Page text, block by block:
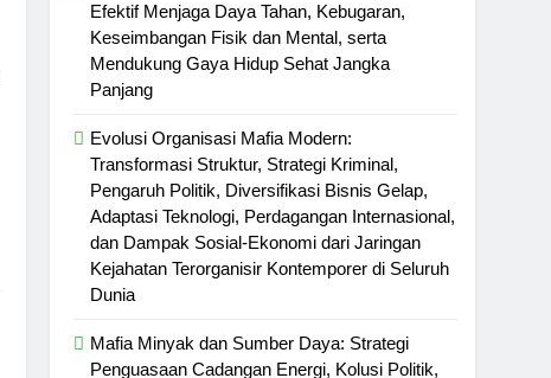
Efektif Menjaga Daya Tahan, Kebugaran,
Keseimbangan Fisik dan Mental, serta
Mendukung Gaya Hidup Sehat Jangka
Panjang
Evolusi Organisasi Mafia Modern:
Transformasi Struktur, Strategi Kriminal,
Pengaruh Politik, Diversifikasi Bisnis Gelap,
Adaptasi Teknologi, Perdagangan Internasional,
dan Dampak Sosial-Ekonomi dari Jaringan
Kejahatan Terorganisir Kontemporer di Seluruh
Dunia
Mafia Minyak dan Sumber Daya: Strategi
Penguasaan Cadangan Energi, Kolusi Politik,